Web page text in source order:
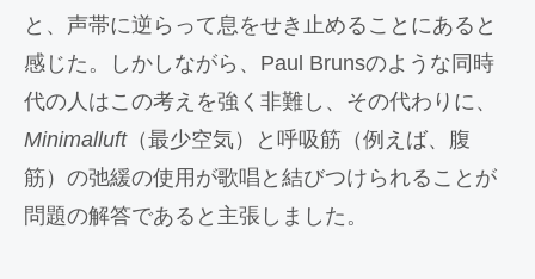
と、声帯に逆らって息をせき止めることにあると
感じた。しかしながら、Paul Brunsのような同時
代の人はこの考えを強く非難し、その代わりに、
Minimalluft（最少空気）と呼吸筋（例えば、腹
筋）の弛緩の使用が歌唱と結びつけられることが
問題の解答であると主張しました。